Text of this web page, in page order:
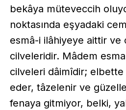
bekâya müteveccih
noktasında eşyadaki
esmâ-i ilâhiyeye aittir ve
cilveleridir. Mâdem
cilveleri dâimîdir; elbette
eder, tâzelenir ve
fenaya gitmiyor, belki,